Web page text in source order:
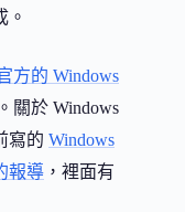
。
方的 Windows
關於 Windows
寫的 Windows
報導 ，裡面有